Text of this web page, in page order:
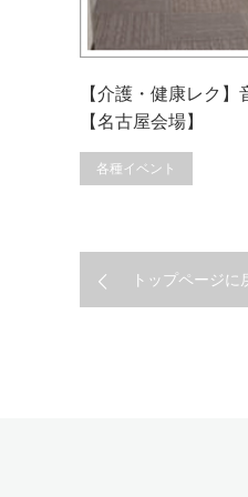
【介護・健康レク
【名古屋会場】
各種イベント
トップページに